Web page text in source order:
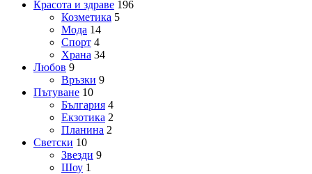
Красота и здраве 196
Козметика 5
Мода 14
Спорт 4
Храна 34
Любов 9
Връзки 9
Пътуване 10
България 4
Екзотика 2
Планина 2
Светски 10
Звезди 9
Шоу 1